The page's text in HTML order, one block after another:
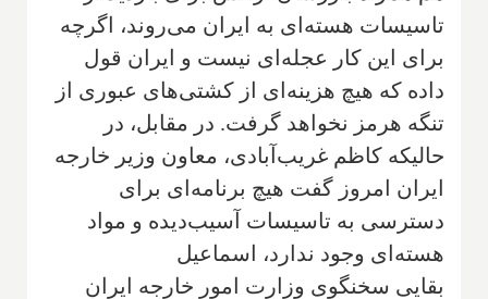
تاسیسات هسته‌ای به ایران می‌روند، اگرچه
برای این کار عجله‌ای نیست و ایران قول
داده که هیچ هزینه‌ای از کشتی‌های عبوری از
تنگه هرمز نخواهد گرفت. در مقابل، در
حالیکه کاظم غریب‌آبادی، معاون وزیر خارجه
ایران امروز گفت هیچ برنامه‌ای برای
دسترسی به تاسیسات آسیب‌دیده و مواد
هسته‌ای وجود ندارد، اسماعیل
بقایی سخنگوی وزارت امور خارجه ایران